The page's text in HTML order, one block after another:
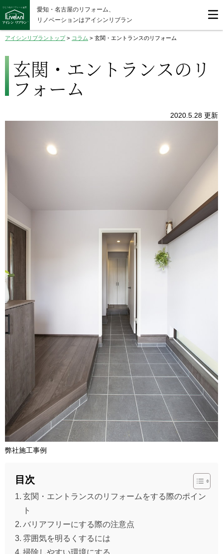
愛知・名古屋のリフォーム、
リノベーションはアイシンリブラン
アイシンリブラントップ> コラム > 玄関・エントランスのリフォーム
玄関・エントランスのリ
フォーム
2020.5.28 更新
弊社施工事例
目次
玄関・エントランスのリフォームをする際のポイン
ト
バリアフリーにする際の注意点
雰囲気を明るくするには
掃除しやすい環境にする